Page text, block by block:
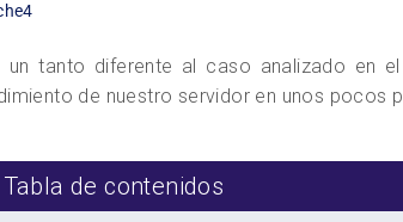
un tanto diferente al caso analizado en
de nuestro servidor en unos pocos
Tabla de contenidos